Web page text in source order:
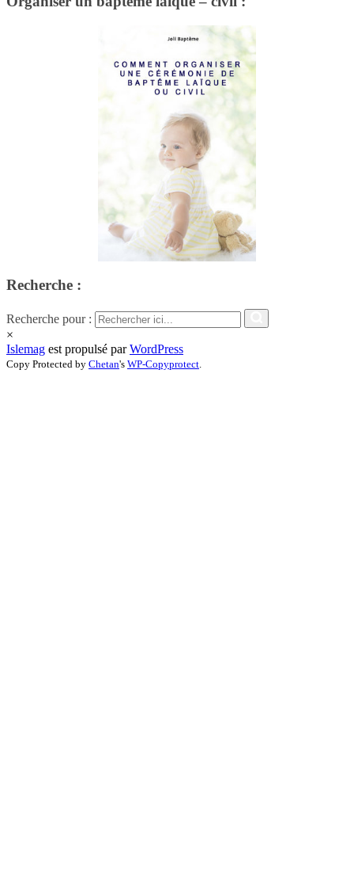
Recherche :
Recherche pour :
×
Islemag est propulsé parWordPress
Copy Protected by Chetan's WP-Copyprotect